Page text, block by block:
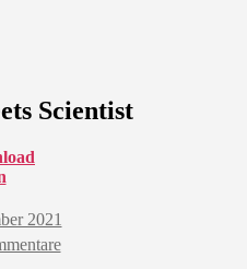
Scientist
2021
zu
Marcel-